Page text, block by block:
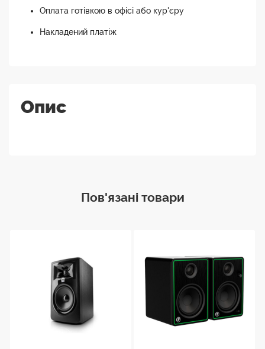
Оплата готівкою в офісі або кур'єру
Накладений платіж
Опис
Пов'язані товари